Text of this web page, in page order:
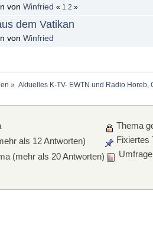
vonWinfried « 1 2 »
dem Vatikan
vonWinfried
» Aktuelles K-TV- EWTN und Radio Horeb,
als 12 Antworten)
(mehr als 20 Antworten)
Thema
Fixiertes
Umfrage